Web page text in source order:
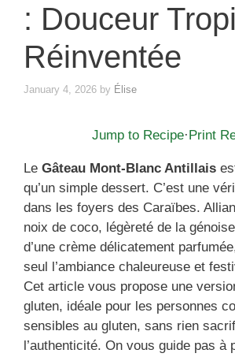
: Douceur
Réinventée
January 4, 2026 by Élise
Jump to Recipe· Print
Le Gâteau Mont-Blanc Antillais
qu’un simple dessert. C’est une
dans les foyers des Caraïbes.
noix de coco, légèreté de la
d’une crème délicatement
seul l’ambiance chaleureuse et
Cet article vous propose une
gluten, idéale pour les personnes
sensibles au gluten, sans rien
l’authenticité. On vous guide pas à